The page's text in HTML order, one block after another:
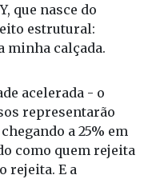
que nasce do
estrutural:
minha calçada.
acelerada - o
representarão
a 25% em
como quem rejeita
rejeita. E a